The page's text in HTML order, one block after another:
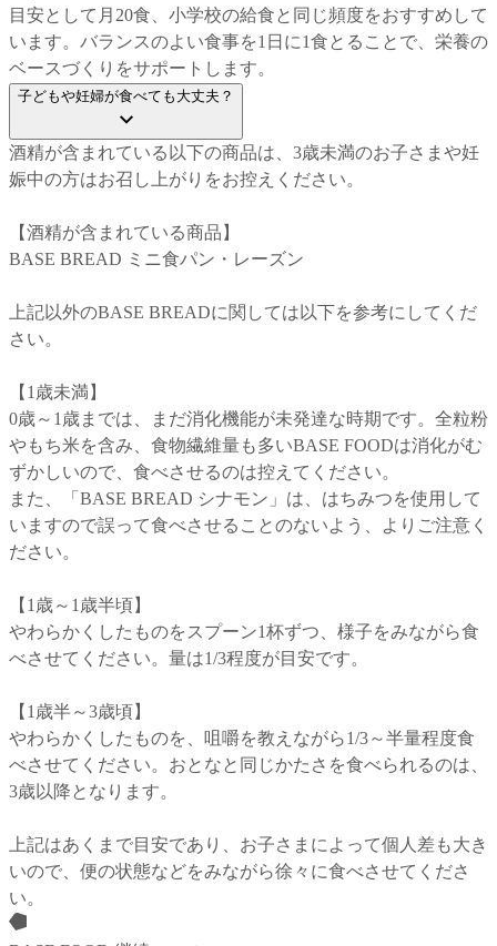
目安として月20食、小学校の給食と同じ頻度をおすすめして
います。バランスのよい食事を1日に1食とることで、栄養の
ベースづくりをサポートします。
子どもや妊婦が食べても大丈夫？
酒精が含まれている以下の商品は、3歳未満のお子さまや妊
娠中の方はお召し上がりをお控えください。
【酒精が含まれている商品】
BASE BREAD ミニ食パン・レーズン
上記以外のBASE BREADに関しては以下を参考にしてくだ
さい。
【1歳未満】
0歳～1歳までは、まだ消化機能が未発達な時期です。全粒粉
やもち米を含み、食物繊維量も多いBASE FOODは消化がむ
ずかしいので、食べさせるのは控えてください。
また、「BASE BREAD シナモン」は、はちみつを使用して
いますので誤って食べさせることのないよう、よりご注意く
ださい。
【1歳～1歳半頃】
やわらかくしたものをスプーン1杯ずつ、様子をみながら食
べさせてください。量は1/3程度が目安です。
【1歳半～3歳頃】
やわらかくしたものを、咀嚼を教えながら1/3～半量程度食
べさせてください。おとなと同じかたさを食べられるのは、
3歳以降となります。
上記はあくまで目安であり、お子さまによって個人差も大き
いので、便の状態などをみながら徐々に食べさせてくださ
い。